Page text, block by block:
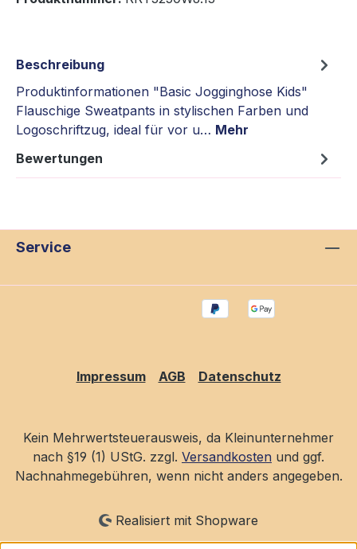
Beschreibung
Produktinformationen "Basic Jogginghose Kids"
Flauschige Sweatpants in stylischen Farben und
Logoschriftzug, ideal für vor u… Mehr
Bewertungen
Service
Impressum AGB Datenschutz
Kein Mehrwertsteuerausweis, da Kleinunternehmer
nach §19 (1) UStG. zzgl. Versandkosten und ggf.
Nachnahmegebühren, wenn nicht anders angegeben.
Realisiert mit Shopware